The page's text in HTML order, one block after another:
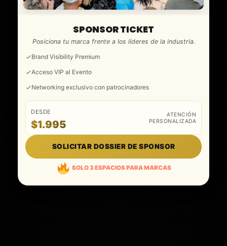
SPONSOR TICKET
Posiciona tu marca frente a los líderes de la industria.
Brand Visibility Premium
Acceso VIP al Evento
Networking exclusivo con patrocinadores
DESDE
$1.995
ATENCIÓN
PERSONALIZADA
SOLICITAR DOSSIER DE SPONSOR
SOLO 3 ESPACIOS PARA MARCAS